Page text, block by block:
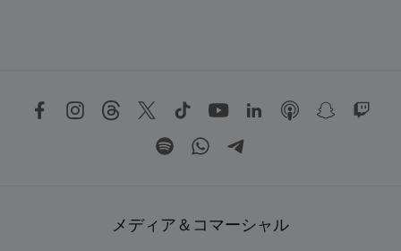
メディア＆コマーシャル